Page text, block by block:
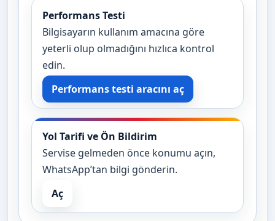
Performans Testi
Bilgisayarın kullanım amacına göre
yeterli olup olmadığını hızlıca kontrol
edin.
Performans testi aracını aç
Yol Tarifi ve Ön Bildirim
Servise gelmeden önce konumu açın,
WhatsApp’tan bilgi gönderin.
Aç